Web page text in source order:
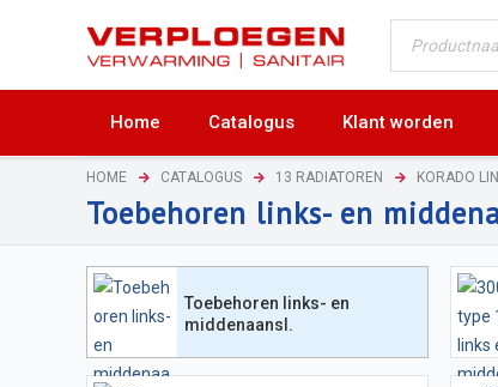
Home Catalogus Klant worden
HOME CATALOGUS 13 RADIATOREN KORADO
Toebehoren links- en
Toebehoren links- en
middenaansl.